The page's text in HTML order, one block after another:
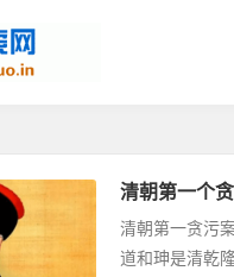
清朝第一个
清朝第一贪污
道和珅是清乾